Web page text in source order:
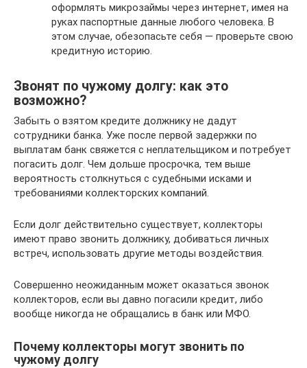
оформлять микрозаймы через интернет, имея на
руках паспортные данные любого человека. В
этом случае, обезопасьте себя — проверьте свою
кредитную историю.
Звонят по чужому долгу: как это
возможно?
Забыть о взятом кредите должнику не дадут
сотрудники банка. Уже после первой задержки по
выплатам банк свяжется с неплательщиком и потребует
погасить долг. Чем дольше просрочка, тем выше
вероятность столкнуться с судебными исками и
требованиями коллекторских компаний.
Если долг действительно существует, коллекторы
имеют право звонить должнику, добиваться личных
встреч, использовать другие методы воздействия.
Совершенно неожиданным может оказаться звонок
коллекторов, если вы давно погасили кредит, либо
вообще никогда не обращались в банк или МФО.
Почему коллекторы могут звонить по
чужому долгу